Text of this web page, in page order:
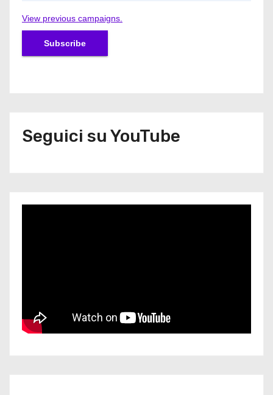
View previous campaigns.
Seguici su YouTube